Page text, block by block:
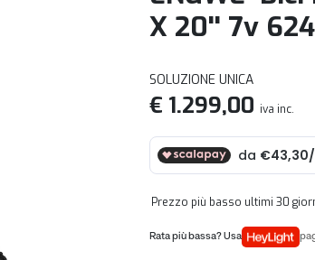
X 20'' 7v
SOLUZIONE UNICA
€ 1.299,00 iva inc.
Prezzo più basso ultimi 30